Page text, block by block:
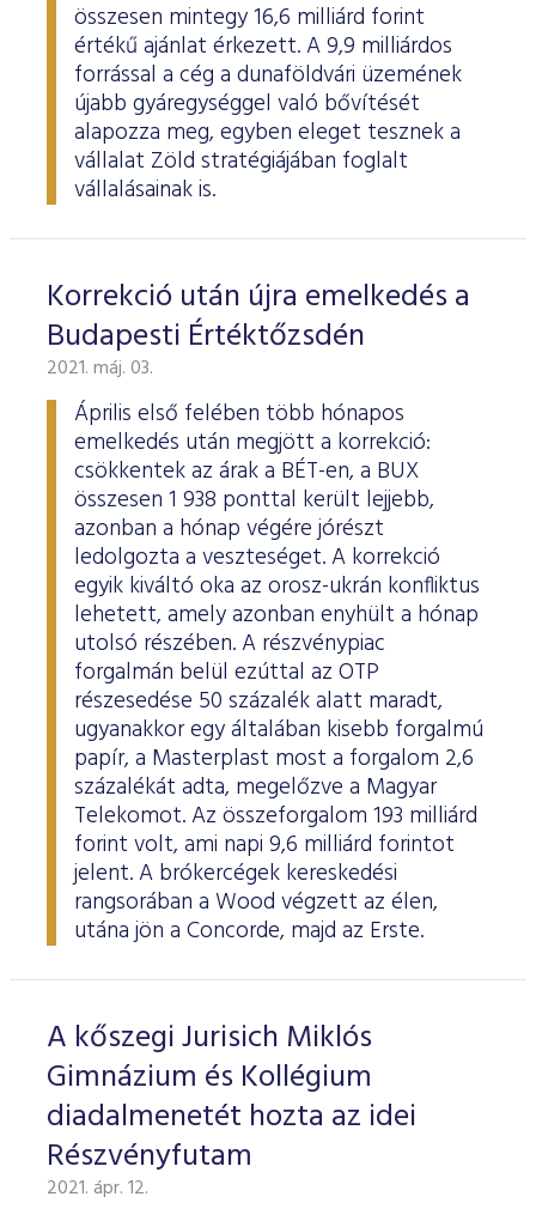
ESG Útmutató
összesen mintegy 16,6 milliárd forint
értékű ajánlat érkezett. A 9,9 milliárdos
forrással a cég a dunaföldvári üzemének
újabb gyáregységgel való bővítését
alapozza meg, egyben eleget tesznek a
vállalat Zöld stratégiájában foglalt
vállalásainak is.
Korrekció után újra emelkedés a
Budapesti Értéktőzsdén
2021. máj. 03.
Április első felében több hónapos
emelkedés után megjött a korrekció:
csökkentek az árak a BÉT-en, a BUX
összesen 1 938 ponttal került lejjebb,
azonban a hónap végére jórészt
ledolgozta a veszteséget. A korrekció
egyik kiváltó oka az orosz-ukrán konfliktus
lehetett, amely azonban enyhült a hónap
utolsó részében. A részvénypiac
forgalmán belül ezúttal az OTP
részesedése 50 százalék alatt maradt,
ugyanakkor egy általában kisebb forgalmú
papír, a Masterplast most a forgalom 2,6
százalékát adta, megelőzve a Magyar
Telekomot. Az összeforgalom 193 milliárd
forint volt, ami napi 9,6 milliárd forintot
jelent. A brókercégek kereskedési
rangsorában a Wood végzett az élen,
utána jön a Concorde, majd az Erste.
A kőszegi Jurisich Miklós
Gimnázium és Kollégium
diadalmenetét hozta az idei
Részvényfutam
2021. ápr. 12.